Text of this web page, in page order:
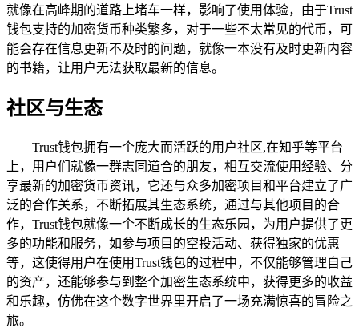
就像在高峰期的道路上堵车一样，影响了使用体验，由于Trust
钱包支持的加密货币种类繁多，对于一些不太常见的代币，可
能会存在信息更新不及时的问题，就像一本没有及时更新内容
的书籍，让用户无法获取最新的信息。
社区与生态
Trust钱包拥有一个庞大而活跃的用户社区,在知乎等平台
上，用户们就像一群志同道合的朋友，相互交流使用经验、分
享最新的加密货币资讯，它还与众多加密项目和平台建立了广
泛的合作关系，不断拓展其生态系统，通过与其他项目的合
作，Trust钱包就像一个不断成长的生态乐园，为用户提供了更
多的功能和服务，如参与项目的空投活动、获得独家的优惠
等，这使得用户在使用Trust钱包的过程中，不仅能够管理自己
的资产，还能够参与到整个加密生态系统中，获得更多的收益
和乐趣，仿佛在这个数字世界里开启了一场充满惊喜的冒险之
旅。